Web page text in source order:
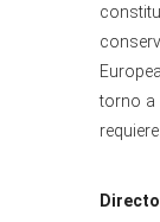
torno a